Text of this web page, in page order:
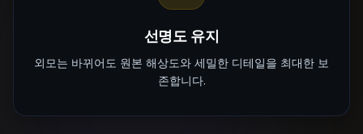
선명도 유지
외모는 바뀌어도 원본 해상도와 세밀한 디테일을 최대한 보
존합니다.